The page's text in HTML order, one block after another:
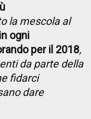
la mescola al
ogni
per il 2018,
da parte della
fidarci
dare